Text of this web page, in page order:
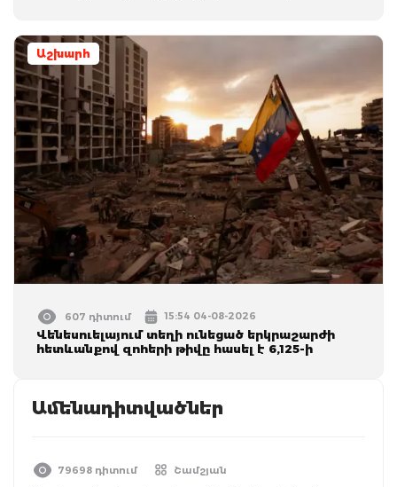
Աշխարհ
607 դիտում 15:54 04-08-2026
Վենեսուելայում տեղի ունեցած երկրաշարժի
հետևանքով զnhերի թիվը հասել է 6,125-ի
Ամենադիտվածներ
79698 դիտում Շամշյան